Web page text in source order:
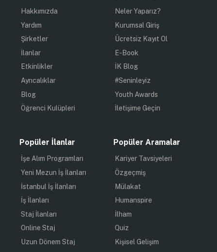
Hakkımızda
Yardım
Şirketler
İlanlar
Etkinlikler
Ayrıcalıklar
Blog
Öğrenci Kulüpleri
Neler Yaparız?
Kurumsal Giriş
Ücretsiz Kayıt Ol
E-Book
İK Blog
#Seninleyiz
Youth Awards
İletişime Geçin
Popüler İlanlar
İşe Alım Programları
Yeni Mezun İş İlanları
İstanbul İş İlanları
İş İlanları
Staj İlanları
Online Staj
Uzun Dönem Staj
Popüler Aramalar
Kariyer Tavsiyeleri
Özgeçmiş
Mülakat
Humanspire
İlham
Quiz
Kişisel Gelişim